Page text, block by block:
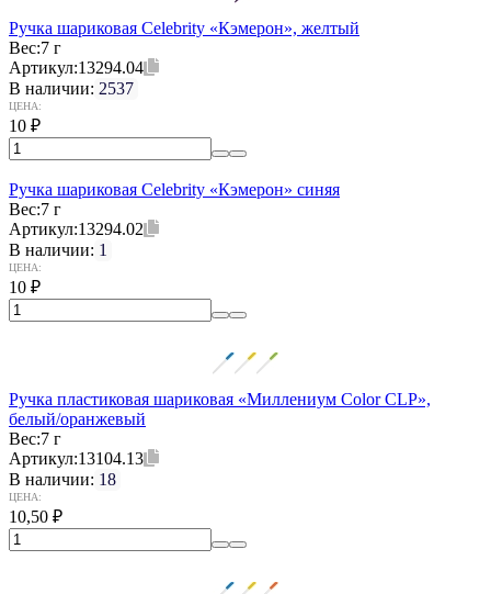
Ручка шариковая Celebrity «Кэмерон», желтый
Вес:7 г
Артикул:13294.04
В наличии: 2537
ЦЕНА:
10 ₽
Ручка шариковая Celebrity «Кэмерон» синяя
Вес:7 г
Артикул:13294.02
В наличии: 1
ЦЕНА:
10 ₽
Ручка пластиковая шариковая «Миллениум Color CLP»,
белый/оранжевый
Вес:7 г
Артикул:13104.13
В наличии: 18
ЦЕНА:
10,50 ₽